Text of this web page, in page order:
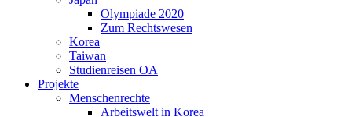
Olympiade 2020
Zum Rechtswesen
Korea
Taiwan
Studienreisen OA
Projekte
Menschenrechte
Arbeitswelt in Korea